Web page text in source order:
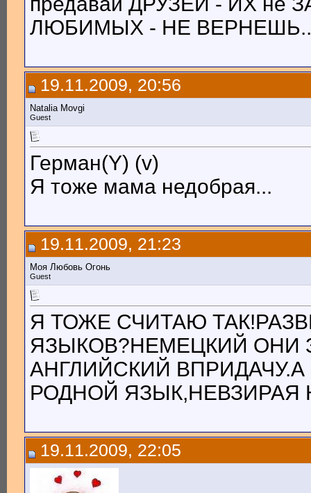
ЛЮБИМЫХ - НЕ
19.11.2009, 20:56
Natalia Movgi
Guest
Герман(Y) (v)
Я тоже мама недобрая...
19.11.2009, 21:23
Моя Любовь Огонь
Guest
Я ТОЖЕ СЧИТАЮ
ЯЗЫКОВ?НЕМЕЦКИЙ ОНИ
АНГЛИЙСКИЙ
РОДНОЙ
19.11.2009, 22:05